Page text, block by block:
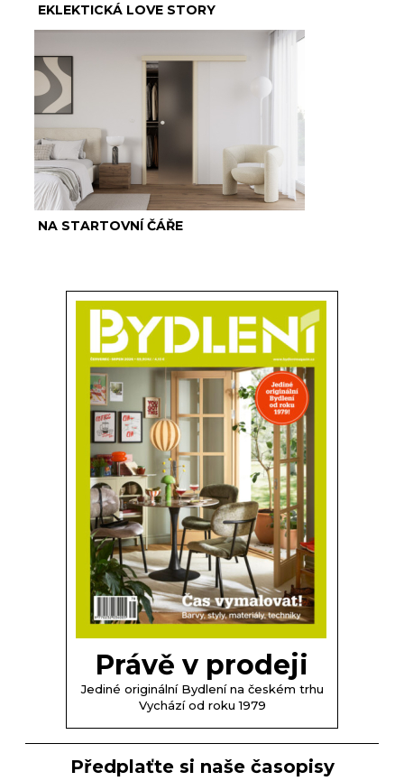
EKLEKTICKÁ LOVE STORY
NA STARTOVNÍ ČÁŘE
Právě v prodeji
Jediné originální Bydlení na českém trhu
Vychází od roku 1979
Předplaťte si naše časopisy